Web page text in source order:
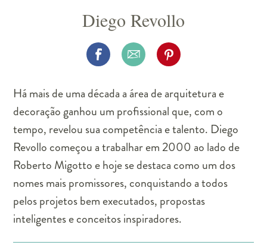
Diego Revollo
Há mais de uma década a área de arquitetura e
decoração ganhou um profissional que, com o
tempo, revelou sua competência e talento. Diego
Revollo começou a trabalhar em 2000 ao lado de
Roberto Migotto e hoje se destaca como um dos
nomes mais promissores, conquistando a todos
pelos projetos bem executados, propostas
inteligentes e conceitos inspiradores.